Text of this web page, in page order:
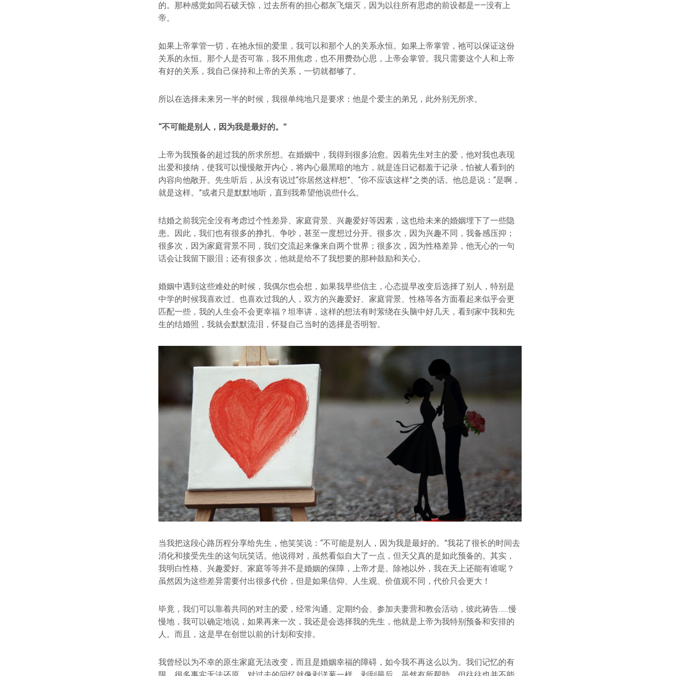
的。那种感觉如同石破天惊，过去所有的担心都灰飞烟灭，因为以往所有思虑的前设都是——没有上
帝。
如果上帝掌管一切，在祂永恒的爱里，我可以和那个人的关系永恒。如果上帝掌管，祂可以保证这份
关系的永恒。那个人是否可靠，我不用焦虑，也不用费劲心思，上帝会掌管。我只需要这个人和上帝
有好的关系，我自己保持和上帝的关系，一切就都够了。
所以在选择未来另一半的时候，我很单纯地只是要求：他是个爱主的弟兄，此外别无所求。
“不可能是别人，因为我是最好的。”
上帝为我预备的超过我的所求所想。在婚姻中，我得到很多治愈。因着先生对主的爱，他对我也表现
出爱和接纳，使我可以慢慢敞开内心，将内心最黑暗的地方，就是连日记都羞于记录，怕被人看到的
内容向他敞开。先生听后，从没有说过“你居然这样想”、“你不应该这样”之类的话。他总是说：“是啊，
就是这样。”或者只是默默地听，直到我希望他说些什么。
结婚之前我完全没有考虑过个性差异、家庭背景、兴趣爱好等因素，这也给未来的婚姻埋下了一些隐
患。因此，我们也有很多的挣扎、争吵，甚至一度想过分开。很多次，因为兴趣不同，我备感压抑；
很多次，因为家庭背景不同，我们交流起来像来自两个世界；很多次，因为性格差异，他无心的一句
话会让我留下眼泪；还有很多次，他就是给不了我想要的那种鼓励和关心。
婚姻中遇到这些难处的时候，我偶尔也会想，如果我早些信主，心态提早改变后选择了别人，特别是
中学的时候我喜欢过、也喜欢过我的人，双方的兴趣爱好、家庭背景、性格等各方面看起来似乎会更
匹配一些，我的人生会不会更幸福？坦率讲，这样的想法有时萦绕在头脑中好几天，看到家中我和先
生的结婚照，我就会默默流泪，怀疑自己当时的选择是否明智。
当我把这段心路历程分享给先生，他笑笑说：“不可能是别人，因为我是最好的。”我花了很长的时间去
消化和接受先生的这句玩笑话。他说得对，虽然看似自大了一点，但天父真的是如此预备的。其实，
我明白性格、兴趣爱好、家庭等等并不是婚姻的保障，上帝才是。除祂以外，我在天上还能有谁呢？
虽然因为这些差异需要付出很多代价，但是如果信仰、人生观、价值观不同，代价只会更大！
毕竟，我们可以靠着共同的对主的爱，经常沟通、定期约会、参加夫妻营和教会活动，彼此祷告……慢
慢地，我可以确定地说，如果再来一次，我还是会选择我的先生，他就是上帝为我特别预备和安排的
人。而且，这是早在创世以前的计划和安排。
我曾经以为不幸的原生家庭无法改变，而且是婚姻幸福的障碍，如今我不再这么以为。我们记忆的有